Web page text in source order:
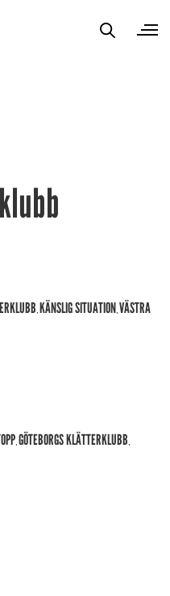
,KÄNSLIG SITUATION,VÄSTRA
,GÖTEBORGS KLÄTTERKLUBB,